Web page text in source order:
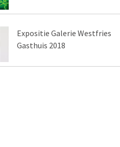
Expositie Galerie Westfries
Gasthuis 2018